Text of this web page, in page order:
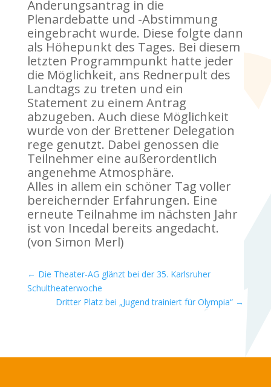
Änderungsantrag in die
Plenardebatte und -Abstimmung
eingebracht wurde. Diese folgte dann
als Höhepunkt des Tages. Bei diesem
letzten Programmpunkt hatte jeder
die Möglichkeit, ans Rednerpult des
Landtags zu treten und ein
Statement zu einem Antrag
abzugeben. Auch diese Möglichkeit
wurde von der Brettener Delegation
rege genutzt. Dabei genossen die
Teilnehmer eine außerordentlich
angenehme Atmosphäre.
Alles in allem ein schöner Tag voller
bereichernder Erfahrungen. Eine
erneute Teilnahme im nächsten Jahr
ist von Incedal bereits angedacht.
(von Simon Merl)
← Die Theater-AG glänzt bei der 35. Karlsruher
Schultheaterwoche
Dritter Platz bei „Jugend trainiert für Olympia“ →